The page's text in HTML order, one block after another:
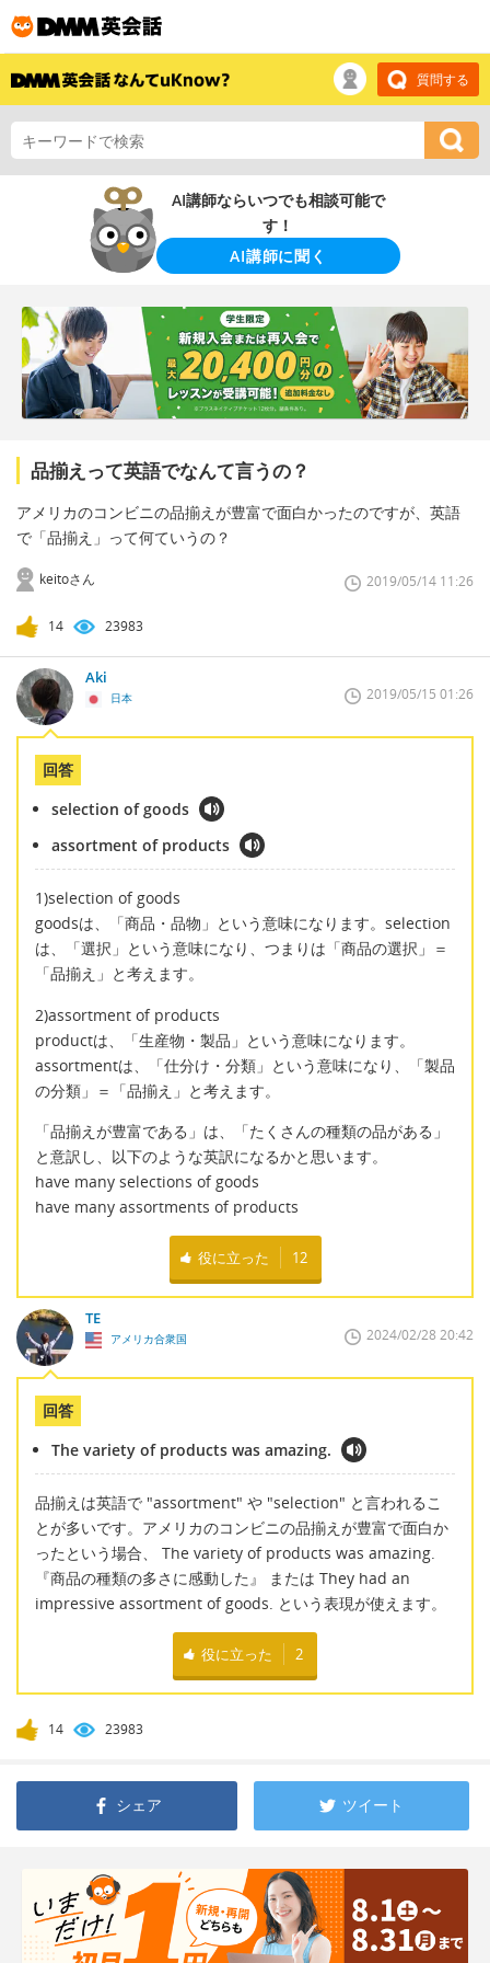
質問する
AI講師ならいつでも相談可能で
す！
AI講師に聞く
品揃えって英語でなんて言うの？
アメリカのコンビニの品揃えが豊富で面白かったのですが、英語
で「品揃え」って何ていうの？
keitoさん 2019/05/14 11:26
14 23983
Aki
日本 2019/05/15 01:26
回答
selection of goods
assortment of products
1)selection of goods
goodsは、「商品・品物」という意味になります。selection
は、「選択」という意味になり、つまりは「商品の選択」＝
「品揃え」と考えます。
2)assortment of products
productは、「生産物・製品」という意味になります。
assortmentは、「仕分け・分類」という意味になり、「製品
の分類」＝「品揃え」と考えます。
「品揃えが豊富である」は、「たくさんの種類の品がある」
と意訳し、以下のような英訳になるかと思います。
have many selections of goods
have many assortments of products
役に立った 12
TE
アメリカ合衆国 2024/02/28 20:42
回答
The variety of products was amazing.
品揃えは英語で "assortment" や "selection" と言われるこ
とが多いです。アメリカのコンビニの品揃えが豊富で面白か
ったという場合、 The variety of products was amazing.
『商品の種類の多さに感動した』 または They had an
impressive assortment of goods. という表現が使えます。
役に立った 2
14 23983
シェア ツイート